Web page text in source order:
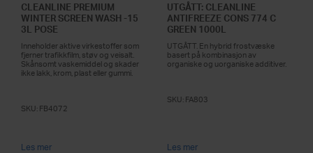
CLEANLINE PREMIUM
WINTER SCREEN WASH -15
3L POSE
Inneholder aktive virkestoffer som
fjerner trafikkfilm, støv og veisalt.
Skånsomt vaskemiddel og skader
ikke lakk, krom, plast eller gummi.
SKU: FB4072
Les mer
UTGÅTT: CLEANLINE
ANTIFREEZE CONS 774 C
GREEN 1000L
UTGÅTT. En hybrid frostvæske
basert på kombinasjon av
organiske og uorganiske additiver.
SKU: FA803
Les mer